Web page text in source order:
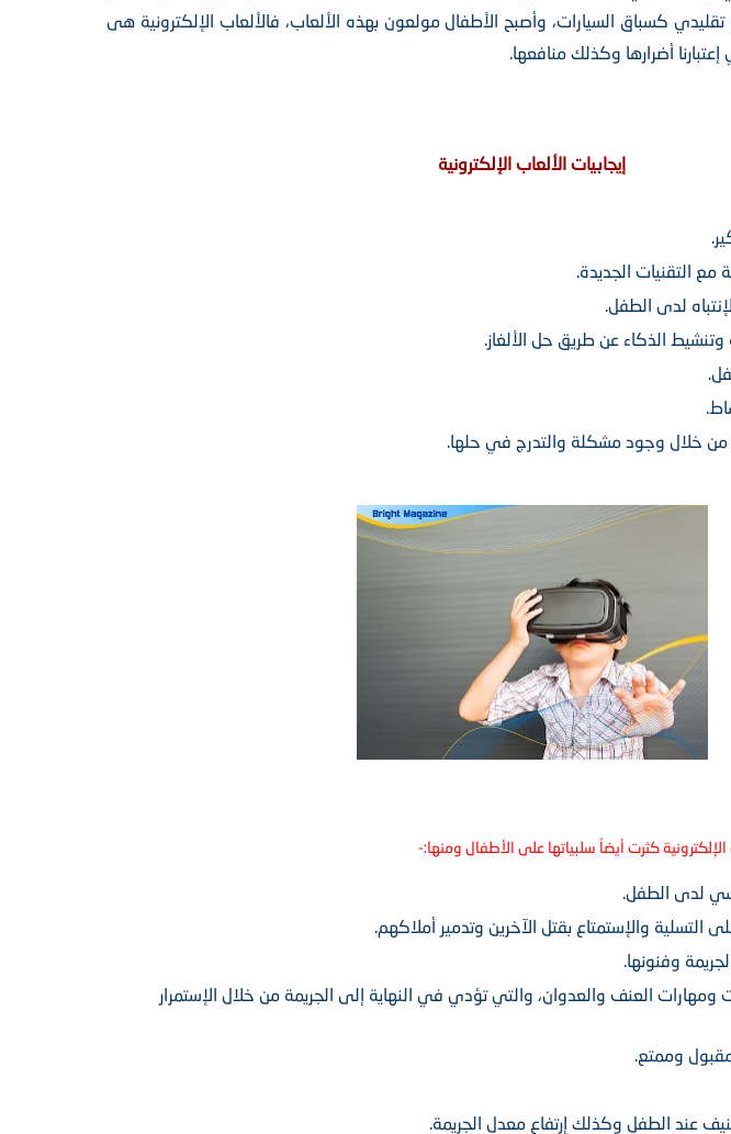
كسباق السيارات، وأصبح الأطفال مولعون بهذه الألعاب، فالألعاب الإلكترونية هى
أضرارها وكذلك منافعها.
إيجابيات الألعاب الإلكترونية
مع التقنيات الجديدة.
لدى الطفل.
الذكاء عن طريق حل الألغاز.
من خلال وجود مشكلة والتدرج في حلها.
كثرت أيضاً سلبياتها على الأطفال ومنها:-
لدى الطفل.
والإستمتاع بقتل الآخرين وتدمير أملاكهم.
وفنونها.
العنف والعدوان، والتي تؤدي في النهاية إلى الجريمة من خلال الإستمرار
وممتع.
عند الطفل وكذلك إرتفاع معدل الجريمة.